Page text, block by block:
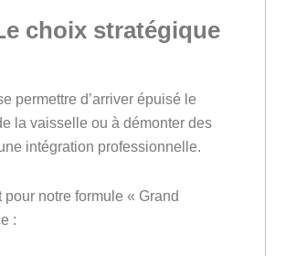
choix stratégique
permettre d’arriver épuisé le
la vaisselle ou à démonter des
intégration professionnelle.
notre formule « Grand
: